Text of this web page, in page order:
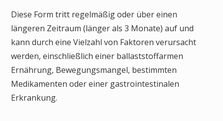
Diese Form tritt regelmäßig oder über einen
längeren Zeitraum (länger als 3 Monate) auf und
kann durch eine Vielzahl von Faktoren verursacht
werden, einschließlich einer ballaststoffarmen
Ernährung, Bewegungsmangel, bestimmten
Medikamenten oder einer gastrointestinalen
Erkrankung.